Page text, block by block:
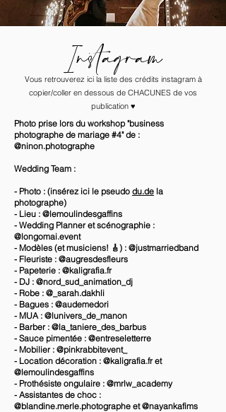
Instagram
Vous retrouverez ici la liste des crédits instagram à
copier/coller en dessous de CHACUNES de vos
publication ♥️
Photo prise lors du workshop "business
photographe de mariage #4" de :
@ninon.photographe
Wedding Team :
- Photo : (insérez ici le pseudo du.de la
photographe)
- Lieu : @lemoulindesgaffins
- Wedding Planner et scénographie :
@longomai.event
- Modèles (et musiciens! 🎸) : @justmarriedband
- Fleuriste : @augresdesfleurs
- Papeterie : @kaligrafia.fr
- DJ : @nord_sud_animation_dj
- Robe : @_sarah.dakhli
- Bagues : @audemedori
- MUA : @lunivers_de_manon
- Barber : @la_taniere_des_barbus
- Sauce pimentée : @entreseletterre
- Mobilier : @pinkrabbitevent_
- Location décoration : @kaligrafia.fr et
@lemoulindesgaffins
- Prothésiste ongulaire : @mrlw_academy
- Assistantes de choc :
@blandine.merle.photographe et @nayankafims